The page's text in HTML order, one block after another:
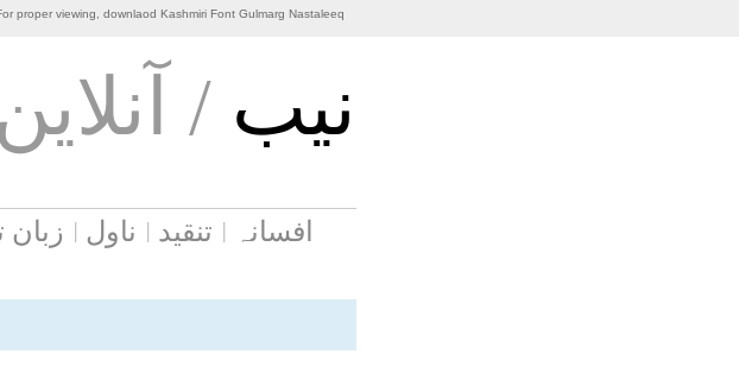
proper viewing, downlaod Kashmiri Font Gulmarg Nastaleeq
نيب /
زبان ناول تنقید
افسانہ